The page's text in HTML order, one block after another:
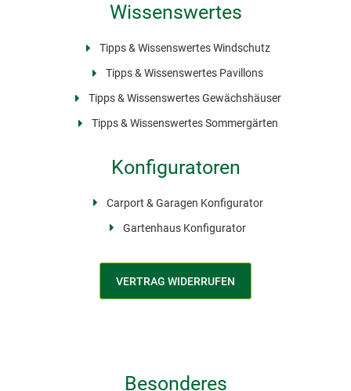
Wissenswertes
Tipps & Wissenswertes Windschutz
Tipps & Wissenswertes Pavillons
Tipps & Wissenswertes Gewächshäuser
Tipps & Wissenswertes Sommergärten
Konfiguratoren
Carport & Garagen Konfigurator
Gartenhaus Konfigurator
VERTRAG WIDERRUFEN
Besonderes